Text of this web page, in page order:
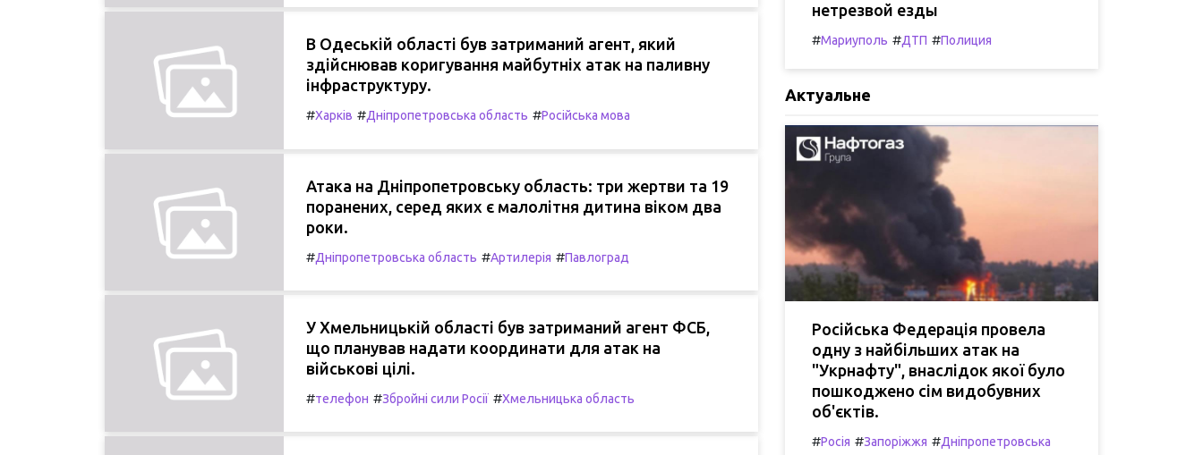
В Одеській області був затриманий агент, який
здійснював коригування майбутніх атак на паливну
інфраструктуру.
#Харків #Дніпропетровська область #Російська мова
Атака на Дніпропетровську область: три жертви та 19
поранених, серед яких є малолітня дитина віком два
роки.
#Дніпропетровська область #Артилерія #Павлоград
У Хмельницькій області був затриманий агент ФСБ,
що планував надати координати для атак на
військові цілі.
#телефон #Збройні сили Росії #Хмельницька область
нетрезвой езды
#Мариуполь #ДТП #Полиция
Актуальне
Російська Федерація провела
одну з найбільших атак на
"Укрнафту", внаслідок якої було
пошкоджено сім видобувних
об'єктів.
#Росія #Запоріжжя #Дніпропетровська